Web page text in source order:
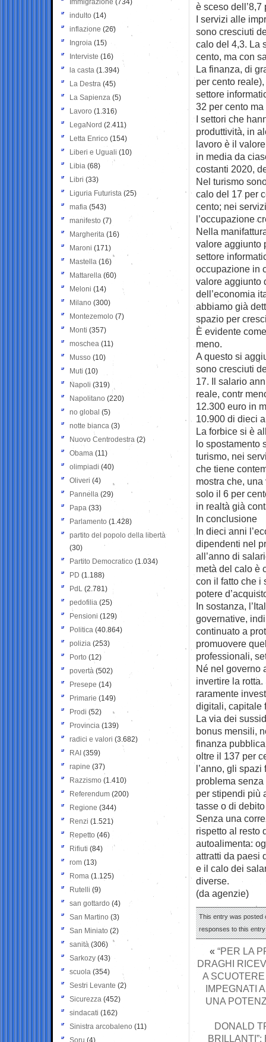
è sceso
I servizi alle
sono cresciuti
calo del 4,3. La
cento, ma con
La finanza, di
per cento
settore
32 per cento
I settori che
produttività, in
lavoro è il
in media da
costanti 2020,
Nel turismo
calo del 17 per
cento; nei
l’occupazione
Nella
valore aggiunto
settore
occupazione in
valore aggiunto
dell’economia
abbiamo già
spazio per
È evidente
meno.
A questo si
sono cresciuti
17. Il salario
reale, contr
12.300 euro in
10.900 di dieci
La forbice si è
lo spostamento
turismo, nei
che tiene
mostra che,
solo il 6 per
in realtà già
In conclusione
In dieci anni
dipendenti nel
all’anno di
metà del calo è
con il fatto che i
potere
In sostanza,
governative,
continuato a
promuovere
professionali,
Né nel governo
invertire la
raramente
digitali, capitale
La via dei
bonus mensili,
finanza
oltre il 137 per
l’anno, gli
problema
per stipendi più
tasse o di
Senza una
rispetto al resto
autoalimenta:
attratti da paesi
e il calo dei
diverse.
(da agenzie)
This entry was posted
responses to this
« “PER LA
DRAGHI
A
IMPEGNATI
UNA
DONALD
Immigrazione (734)
indulto (14)
inflazione (26)
Ingroia (15)
Interviste (16)
la casta (1.394)
La Destra (45)
La Sapienza (5)
Lavoro (1.316)
LegaNord (2.411)
Letta Enrico (154)
Liberi e Uguali (10)
Libia (68)
Libri (33)
Liguria Futurista (25)
mafia (543)
manifesto (7)
Margherita (16)
Maroni (171)
Mastella (16)
Mattarella (60)
Meloni (14)
Milano (300)
Montezemolo (7)
Monti (357)
moschea (11)
Musso (10)
Muti (10)
Napoli (319)
Napolitano (220)
no global (5)
notte bianca (3)
Nuovo Centrodestra (2)
Obama (11)
olimpiadi (40)
Oliveri (4)
Pannella (29)
Papa (33)
Parlamento (1.428)
partito del popolo della libertà
(30)
Partito Democratico (1.034)
PD (1.188)
PdL (2.781)
pedofilia (25)
Pensioni (129)
Politica (40.864)
polizia (253)
Porto (12)
povertà (502)
Presepe (14)
Primarie (149)
Prodi (52)
Provincia (139)
radici e valori (3.682)
RAI (359)
rapine (37)
Razzismo (1.410)
Referendum (200)
Regione (344)
Renzi (1.521)
Repetto (46)
Rifiuti (84)
rom (13)
Roma (1.125)
Rutelli (9)
san gottardo (4)
San Martino (3)
San Miniato (2)
sanità (306)
Sarkozy (43)
scuola (354)
Sestri Levante (2)
Sicurezza (452)
sindacati (162)
Sinistra arcobaleno (11)
Soru (4)